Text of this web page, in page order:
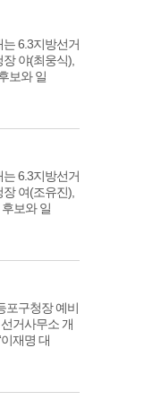
6.3지방선거
야(최웅식),
보와 일
6.3지방선거
여(조유진),
보와 일
포구청장 예비
거사무소 개
재명 대